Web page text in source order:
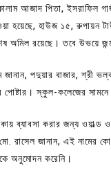
আজাদ পিতা, ইসরাফিল
হয়েছে, হাউজ ১৫,
অমিল রয়েছে। তবে উভয়ে
পদুয়ার বাজার, শ্রী
স্কুল-কলেজের
ব্যাবসা করার জন্য
মো. রাসেল জানান, এই
অনুমোদন করেনি।